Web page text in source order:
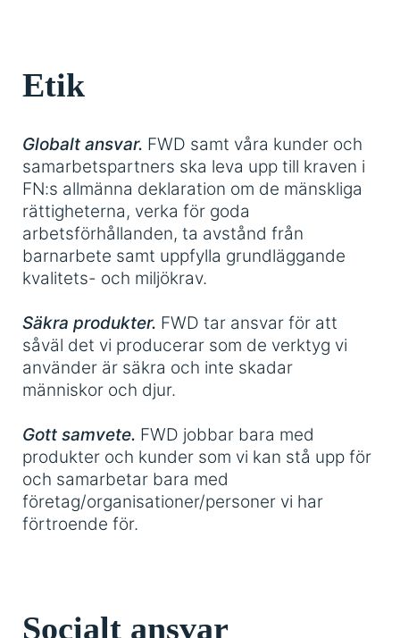
Etik
Globalt ansvar. FWD samt våra kunder och
samarbetspartners ska leva upp till kraven i
FN:s allmänna deklaration om de mänskliga
rättigheterna, verka för goda
arbetsförhållanden, ta avstånd från
barnarbete samt uppfylla grundläggande
kvalitets- och miljökrav.
Säkra produkter. FWD tar ansvar för att
såväl det vi producerar som de verktyg vi
använder är säkra och inte skadar
människor och djur.
Gott samvete. FWD jobbar bara med
produkter och kunder som vi kan stå upp för
och samarbetar bara med
företag/organisationer/personer vi har
förtroende för.
Socialt ansvar